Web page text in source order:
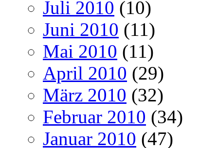
Juli 2010 (10)
Juni 2010 (11)
Mai 2010 (11)
April 2010 (29)
März 2010 (32)
Februar 2010 (34)
Januar 2010 (47)